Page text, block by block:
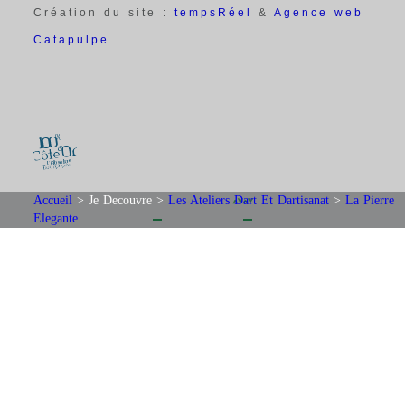
Accueil >Je Decouvre >Les Ateliers Dart Et Dartisanat >La Pierre
Elegante
Création du site :tempsRéel&Agence web
Catapulpe